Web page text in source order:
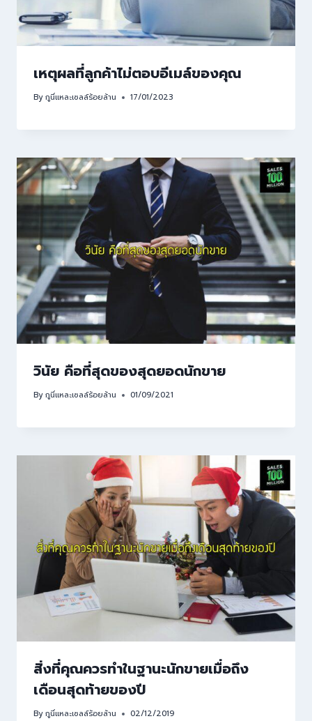
เหตุผลที่ลูกค้าไม่ตอบอีเมล์ของคุณ
Byกูนี่แหละเซลล์ร้อยล้าน 17/01/2023
วินัย คือที่สุดของสุดยอดนักขาย
Byกูนี่แหละเซลล์ร้อยล้าน 01/09/2021
สิ่งที่คุณควรทำในฐานะนักขายเมื่อถึง
เดือนสุดท้ายของปี
Byกูนี่แหละเซลล์ร้อยล้าน 02/12/2019